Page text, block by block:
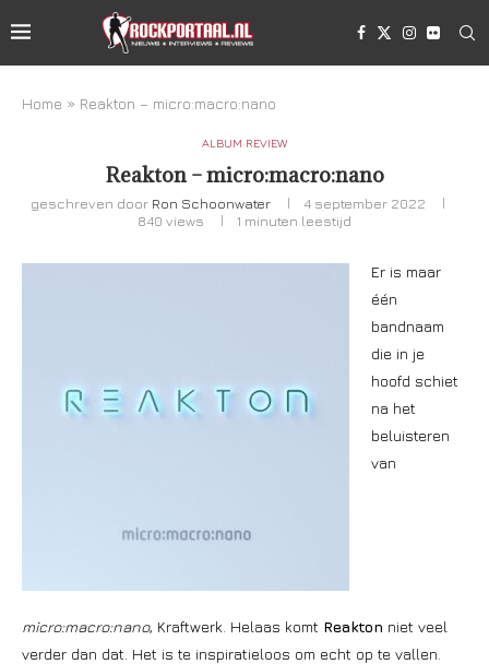
Home » Reakton – micro:macro:nano
ALBUM REVIEW
Reakton – micro:macro:nano
geschreven door Ron Schoonwater
4 september 2022
840 views 1 minuten leestijd
Er is maar
één
bandnaam
die in je
hoofd schiet
na het
beluisteren
van
micro:macro:nano, Kraftwerk. Helaas komt Reakton niet veel
verder dan dat. Het is te inspiratieloos om echt op te vallen.